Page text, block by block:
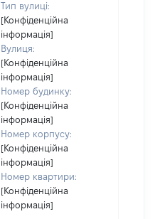
Тип вулиці:
[Конфіденційна
інформація]
Вулиця:
[Конфіденційна
інформація]
Номер будинку:
[Конфіденційна
інформація]
Номер корпусу:
[Конфіденційна
інформація]
Номер квартири:
[Конфіденційна
інформація]